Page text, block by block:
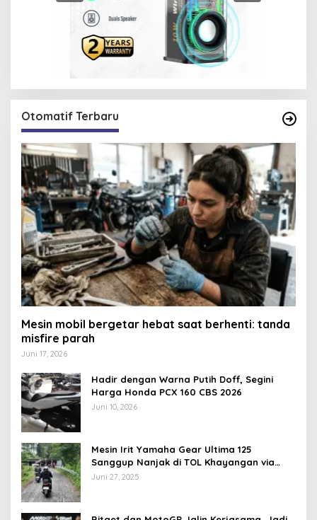
Otomatif Terbaru
Mesin mobil bergetar hebat saat berhenti: tanda
misfire parah
Juni 17, 2026
Hadir dengan Warna Putih Doff, Segini
Harga Honda PCX 160 CBS 2026
Juni 10, 2026
Mesin Irit Yamaha Gear Ultima 125
Sanggup Nanjak di TOL Khayangan via
Krakalan?
Juni 27, 2025